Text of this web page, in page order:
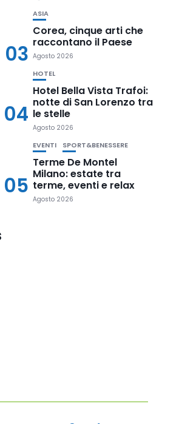
03
ASIA
Corea, cinque arti che
raccontano il Paese
Agosto 2026
04
HOTEL
Hotel Bella Vista Trafoi:
notte di San Lorenzo tra
le stelle
Agosto 2026
05
EVENTI SPORT&BENESSERE
Terme De Montel
Milano: estate tra
terme, eventi e relax
Agosto 2026